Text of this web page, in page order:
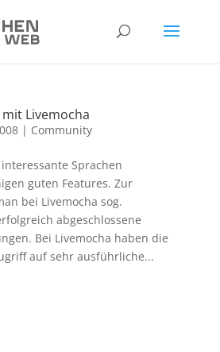
Livemocha
| Community
Sprachen
guten Features. Zur
bei Livemocha sog.
abgeschlossene
Bei Livemocha haben die
auf sehr ausführliche...